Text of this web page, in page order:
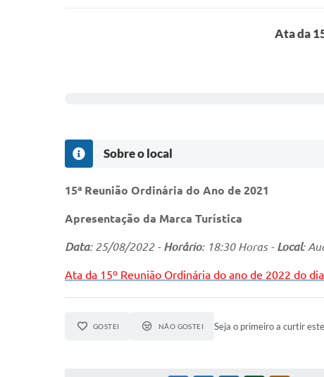
Ata da
Sobre o local
15ª Reunião Ordinária do Ano de 2021
Apresentação da Marca Turística
Data: 25/08/2022 - Horário: 18:30 Horas - Local:
Ata da 15º Reunião Ordinária do ano de 2022 do
GOSTEI NÃO GOSTEI Seja o primeiro a curtir